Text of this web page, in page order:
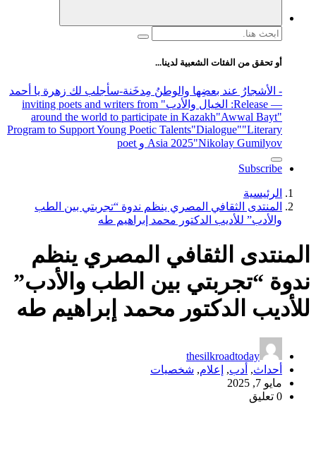
البحث
أو تحقق من الفئات الشعبية لدينا...
- الأشجارُ عند بعضِها والوطنُ مِدخَنة-سأجلب لك زهرة يا أحمد
— Release
: الخيال والأدب
" inviting poets and writers from
around the world to participate in Kazakh"Awwal Bayt"
Program to Support Young Poetic Talents"Dialogue""Literary
Asia 2025"Nikolay Gumilyov و poet
Subscribe
الرئيسية
المنتدى الثقافي المصري ينظم ندوة “تجربتي بين الطب
والأدب” للأديب الدكتور محمد إبراهيم طه
المنتدى الثقافي المصري ينظم
ندوة “تجربتي بين الطب والأدب”
للأديب الدكتور محمد إبراهيم طه
thesilkroadtoday
أحداث, أدب, إعلام, شخصيات
مايو 7, 2025
0 تعليق